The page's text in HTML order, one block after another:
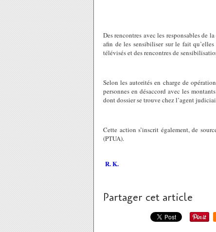
Des rencontres avec les responsables de
afin de les sensibiliser sur le fait
télévisés et des rencontres de
Selon les autorités en charge de
personnes en désaccord avec les
dont dossier se trouve chez l’agent
Cette action s’inscrit également, de
(PTUA).
R. K.
Partager cet article